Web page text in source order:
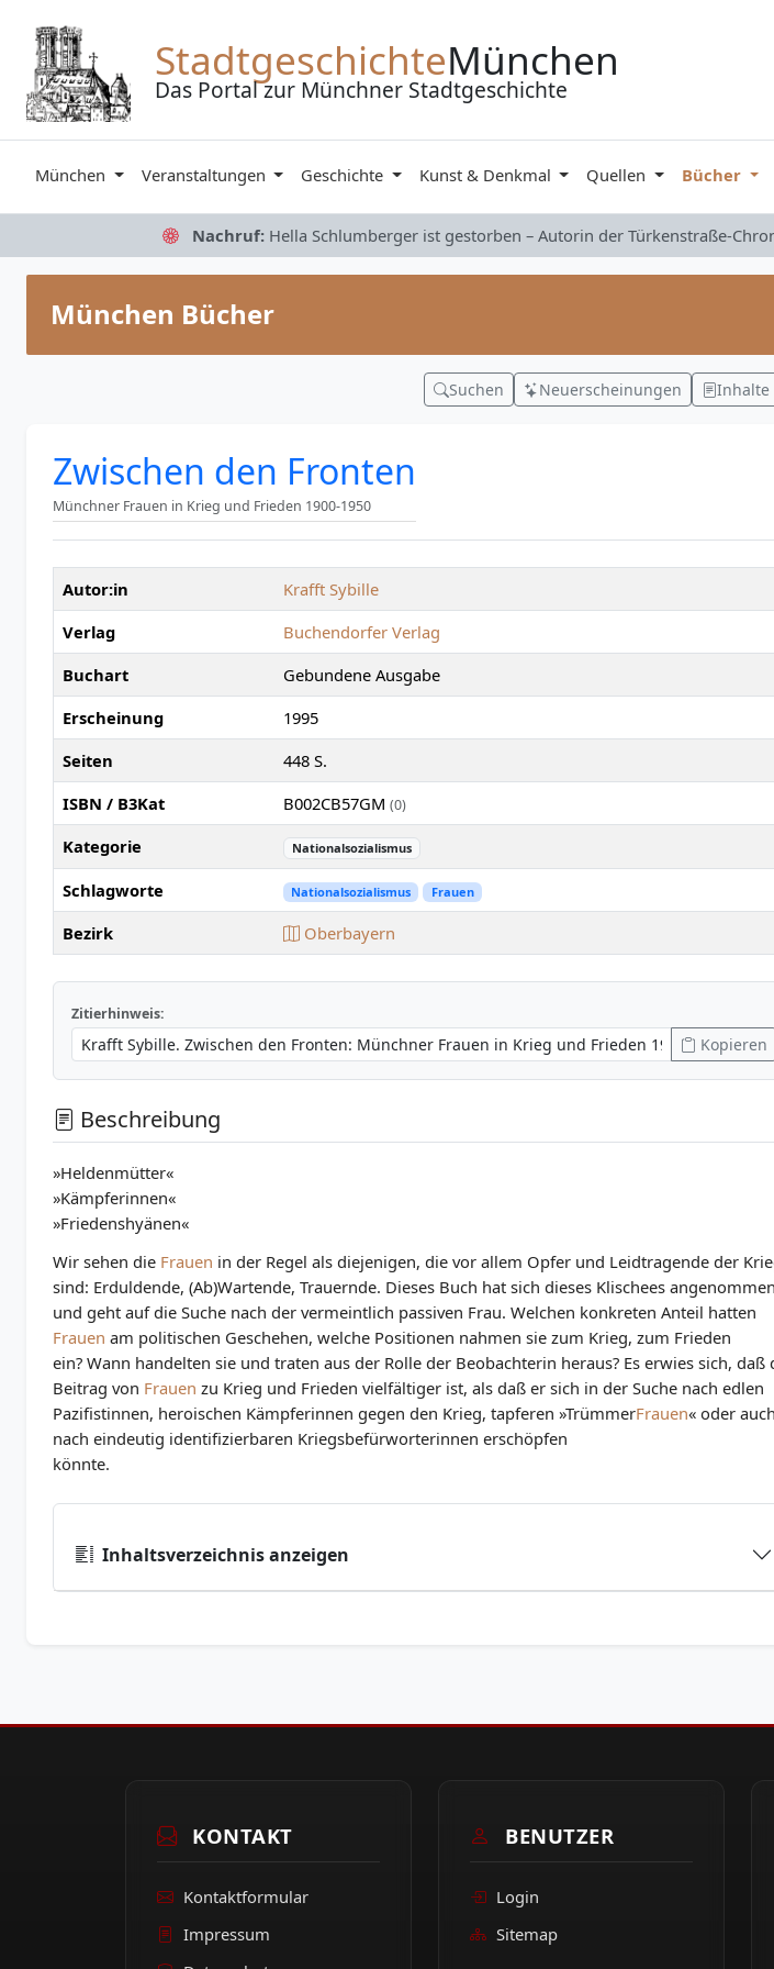
StadtgeschichteMünchen
Das Portal zur Münchner Stadtgeschichte
München Veranstaltungen Geschichte Kunst & Denkmal Quellen Bücher
Nachruf: Hella Schlumberger ist gestorben – Autorin der Türkenstraße-
München Bücher
Suchen Neuerscheinungen Inhalte
Zwischen den Fronten
Münchner Frauen in Krieg und Frieden 1900-1950
Autor:in
Krafft Sybille
Verlag
Buchendorfer Verlag
Buchart
Gebundene Ausgabe
Erscheinung
1995
Seiten
448 S.
ISBN / B3Kat
B002CB57GM (0)
Kategorie Nationalsozialismus
Schlagworte Nationalsozialismus Frauen
Bezirk Oberbayern
Zitierhinweis:
Kopieren
Beschreibung
»Heldenmütter«
»Kämpferinnen«
»Friedenshyänen«
Wir sehen die Frauen in der Regel als diejenigen, die vor allem Opfer und Leidtragende der
sind: Erduldende, (Ab)Wartende, Trauernde. Dieses Buch hat sich dieses Klischees angenommen
und geht auf die Suche nach der vermeintlich passiven Frau. Welchen konkreten Anteil hatten
Frauen am politischen Geschehen, welche Positionen nahmen sie zum Krieg, zum Frieden
ein? Wann handelten sie und traten aus der Rolle der Beobachterin heraus? Es erwies sich, daß
Beitrag von Frauen zu Krieg und Frieden vielfältiger ist, als daß er sich in der Suche nach edlen
Pazifistinnen, heroischen Kämpferinnen gegen den Krieg, tapferen »TrümmerFrauen« oder auch
nach eindeutig identifizierbaren Kriegsbefürworterinnen erschöpfen
könnte.
Inhaltsverzeichnis anzeigen
KONTAKT
Kontaktformular
Impressum
BENUTZER
Login
Sitemap